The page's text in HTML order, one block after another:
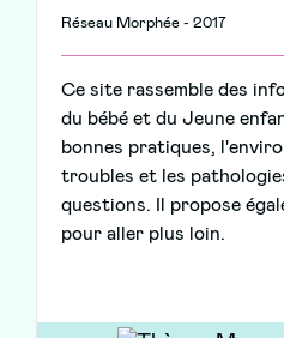
Réseau Morphée - 2017
Ce site rassemble des
du bébé et du Jeune
bonnes pratiques,
troubles et les
questions. Il propose
pour aller plus loin.